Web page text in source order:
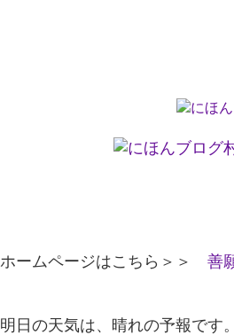
ホームページはこちら＞＞ 善
明日の天気は、晴れの予報です。